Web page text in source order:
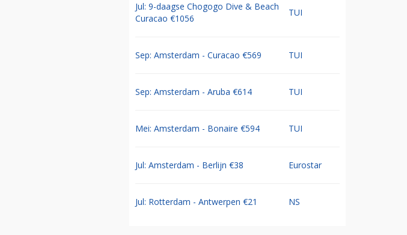
Jul: 9-daagse Chogogo Dive & Beach
Curacao €1056
TUI
Sep: Amsterdam - Curacao €569 TUI
Sep: Amsterdam - Aruba €614 TUI
Mei: Amsterdam - Bonaire €594 TUI
Jul: Amsterdam - Berlijn €38 Eurostar
Jul: Rotterdam - Antwerpen €21 NS